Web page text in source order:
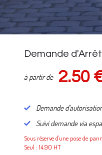
Demande
à partir de 2.50
Demande
Suivi demande via
Sous réserve d'une pose de
Seul : 14.90 HT